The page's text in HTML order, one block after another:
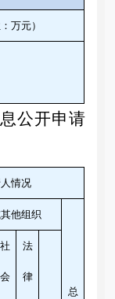
万元）
公开申请
情况
他组织
总
社
会
法
律